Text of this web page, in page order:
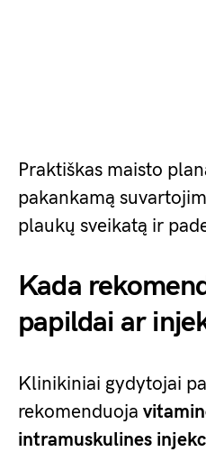
Praktiškas maisto
pakankamą
plaukų sveikatą ir
Kada
papildai ar
Klinikiniai gydytojai
rekomenduoja
intramuskulines